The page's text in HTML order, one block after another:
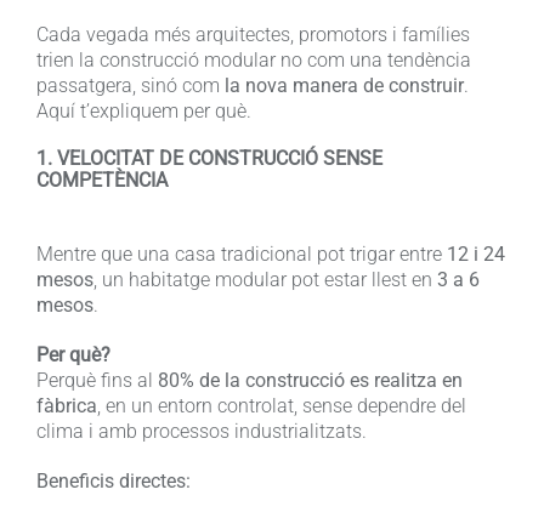
Cada vegada més arquitectes, promotors i famílies
trien la construcció modular no com una tendència
passatgera, sinó com la nova manera de construir.
Aquí t’expliquem per què.
1. VELOCITAT DE CONSTRUCCIÓ SENSE
COMPETÈNCIA
Mentre que una casa tradicional pot trigar entre 12 i 24
mesos, un habitatge modular pot estar llest en 3 a 6
mesos.
Per què?
Perquè fins al 80% de la construcció es realitza en
fàbrica, en un entorn controlat, sense dependre del
clima i amb processos industrialitzats.
Beneficis directes: